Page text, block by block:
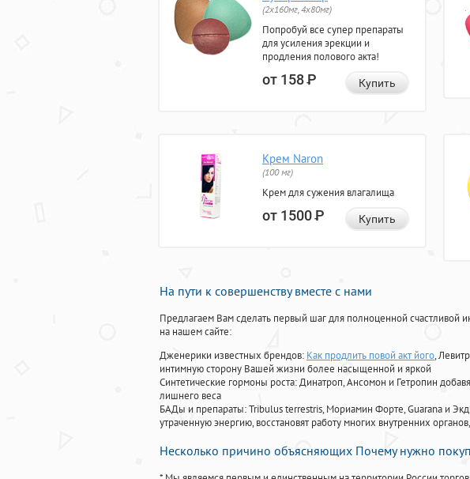
(2х160мг, 4х80мг)
Попробуй все супер препараты
для усиления эрекции и
продления полового акта!
от 158Р Купить
Крем Naron
(100 мг)
Крем для сужения влагалища
от 1500Р Купить
На пути к совершенству вместе с нами
Предлагаем Вам сделать первый шаг для полноценной счастливой
на нашем сайте:
Дженерики известных брендов: Как продлить повой акт його,
интимную сторону Вашей жизни более насыщенной и яркой
Синтетические гормоны роста: Динатроп, Ансомон и Гетропин
лишнего веса
БАДы и препараты:Tribulus terrestris, Мориамин Форте, Guarana и
утраченную энергию, восстановят работу многих внутренних
Несколько причино объясняющих Почему нужно